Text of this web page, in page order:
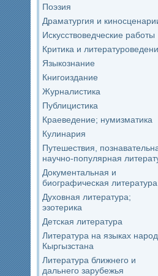
Поэзия
Драматургия и
Искусствоведческие работы
Критика и
Языкознание
Книгоиздание
Журналистика
Публицистика
Краеведение; нумизматика
Кулинария
Путешествия,
научно-популярная
Документальная и
биографическая литература
Духовная литература;
эзотерика
Детская литература
Литература на языках
Кыргызстана
Литература ближнего и
дальнего зарубежья